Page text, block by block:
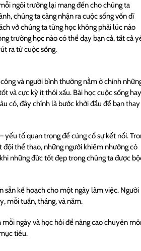
ngôi trường lại mang đến cho chúng ta
chúng ta càng nhận ra cuộc sống vốn dĩ
vở chúng ta từng học không phải lúc nào
trường học nào có thể dạy bạn cả, tất cả
ra từ cuộc sống.
và người bình thường nằm ở chính
và cực kỳ ít thói xấu. Bài học cuộc sống
có, đây chính là bước khởi đầu để bạn thay
tố quan trọng để củng cố sự kết nối.
thể thao, những người khiêm nhường có
những đức tốt đẹp trong chúng ta được
kế hoạch cho một ngày làm việc. Người
mỗi tuần, tháng, và năm.
ngày và học hỏi để nâng cao chuyên
tiêu.